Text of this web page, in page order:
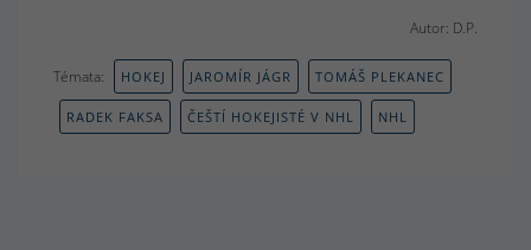
Autor: D.P.
Témata: HOKEJ JAROMÍR JÁGR TOMÁŠ PLEKANEC
RADEK FAKSA ČEŠTÍ HOKEJISTÉ V NHL NHL